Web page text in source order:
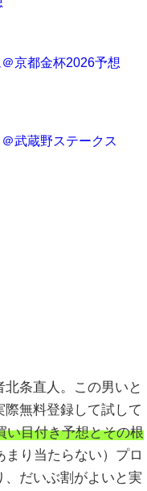
京都金杯2026予想
武蔵野ステークス
北条直人。この男いと
無料登録して試して
い目付き予想とその根
まり当たらない）プロ
だいぶ割がよいと実